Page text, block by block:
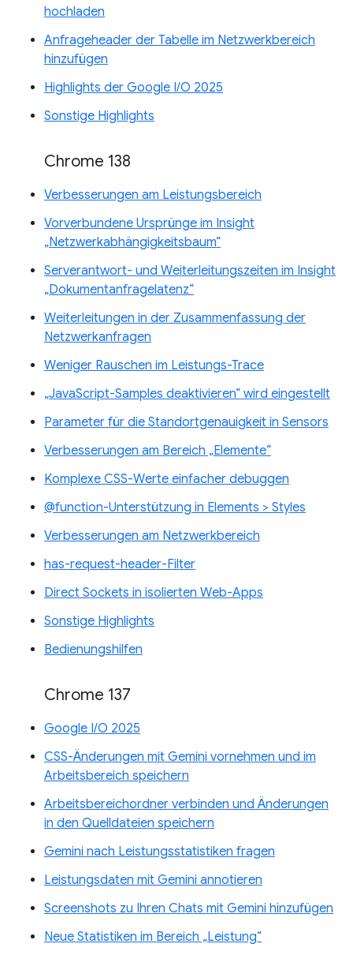
hochladen
Anfrageheader der Tabelle im Netzwerkbereich
hinzufügen
Highlights der Google I/O 2025
Sonstige Highlights
Chrome 138
Verbesserungen am Leistungsbereich
Vorverbundene Ursprünge im Insight
„Netzwerkabhängigkeitsbaum“
Serverantwort- und Weiterleitungszeiten im Insight
„Dokumentanfragelatenz“
Weiterleitungen in der Zusammenfassung der
Netzwerkanfragen
Weniger Rauschen im Leistungs-Trace
„JavaScript-Samples deaktivieren“ wird eingestellt
Parameter für die Standortgenauigkeit in Sensors
Verbesserungen am Bereich „Elemente“
Komplexe CSS-Werte einfacher debuggen
@function-Unterstützung in Elements > Styles
Verbesserungen am Netzwerkbereich
has-request-header-Filter
Direct Sockets in isolierten Web-Apps
Sonstige Highlights
Bedienungshilfen
Chrome 137
Google I/O 2025
CSS-Änderungen mit Gemini vornehmen und im
Arbeitsbereich speichern
Arbeitsbereichordner verbinden und Änderungen
in den Quelldateien speichern
Gemini nach Leistungsstatistiken fragen
Leistungsdaten mit Gemini annotieren
Screenshots zu Ihren Chats mit Gemini hinzufügen
Neue Statistiken im Bereich „Leistung“